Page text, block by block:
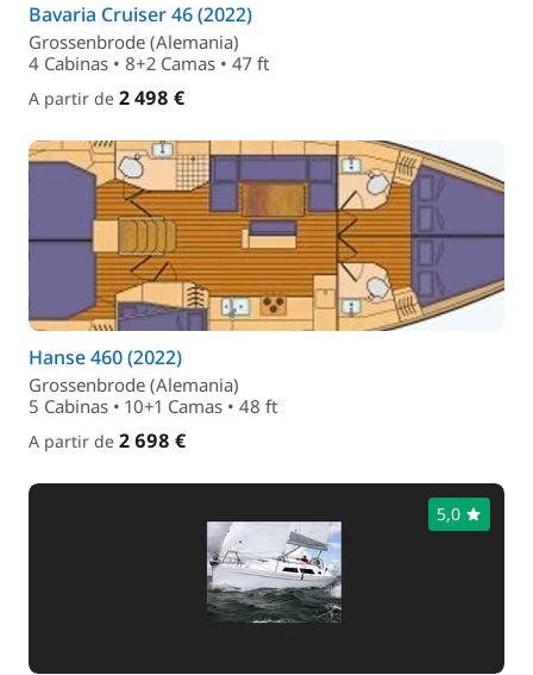
Bavaria Cruiser 46 (2022)
Grossenbrode (Alemania)
4 Cabinas • 8+2 Camas • 47 ft
A partir de 2 498 €
Hanse 460 (2022)
Grossenbrode (Alemania)
5 Cabinas • 10+1 Camas • 48 ft
A partir de 2 698 €
5,0